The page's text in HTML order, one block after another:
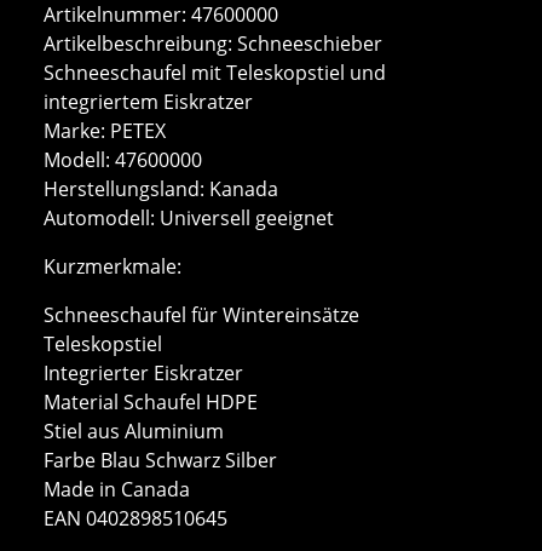
Artikelnummer: 47600000
Artikelbeschreibung: Schneeschieber
Schneeschaufel mit Teleskopstiel und
integriertem Eiskratzer
Marke: PETEX
Modell: 47600000
Herstellungsland: Kanada
Automodell: Universell geeignet
Kurzmerkmale:
Schneeschaufel für Wintereinsätze
Teleskopstiel
Integrierter Eiskratzer
Material Schaufel HDPE
Stiel aus Aluminium
Farbe Blau Schwarz Silber
Made in Canada
EAN 0402898510645